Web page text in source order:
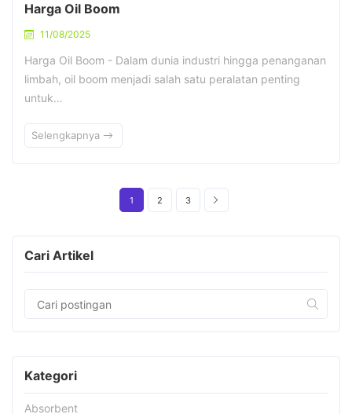
Harga Oil Boom
11/08/2025
Harga Oil Boom - Dalam dunia industri hingga penanganan
limbah, oil boom menjadi salah satu peralatan penting
untuk…
Selengkapnya
1 2 3
Cari Artikel
Kategori
Absorbent